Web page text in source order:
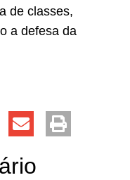
de classes,
a defesa da